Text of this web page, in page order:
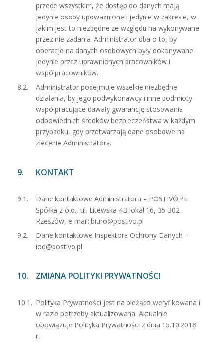
przede wszystkim, że dostęp do danych mają
jedynie osoby upoważnione i jedynie w zakresie, w
jakim jest to niezbędne ze względu na wykonywane
przez nie zadania. Administrator dba o to, by
operacje na danych osobowych były dokonywane
jedynie przez uprawnionych pracowników i
współpracowników.
Administrator podejmuje wszelkie niezbędne
działania, by jego podwykonawcy i inne podmioty
współpracujące dawały gwarancję stosowania
odpowiednich środków bezpieczeństwa w każdym
przypadku, gdy przetwarzają dane osobowe na
zlecenie Administratora.
KONTAKT
Dane kontaktowe Administratora – POSTIVO.PL
Spółka z o.o., ul. Litewska 4B lokal 16, 35-302
Rzeszów, e-mail: biuro@postivo.pl
Dane kontaktowe Inspektora Ochrony Danych –
iod@postivo.pl
ZMIANA POLITYKI PRYWATNOŚCI
Polityka Prywatności jest na bieżąco weryfikowana i
w razie potrzeby aktualizowana. Aktualnie
obowiązuje Polityka Prywatności z dnia 15.10.2018
r.